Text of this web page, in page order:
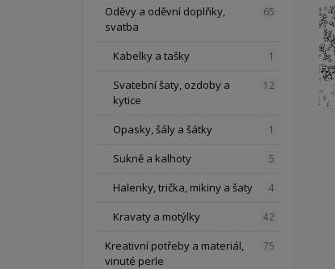
Oděvy a oděvní doplňky,
svatba
65
Kabelky a tašky 1
Svatební šaty, ozdoby a
kytice
12
Opasky, šály a šátky 1
Sukně a kalhoty 5
Halenky, trička, mikiny a šaty 4
Kravaty a motýlky 42
Kreativní potřeby a materiál,
vinuté perle
75